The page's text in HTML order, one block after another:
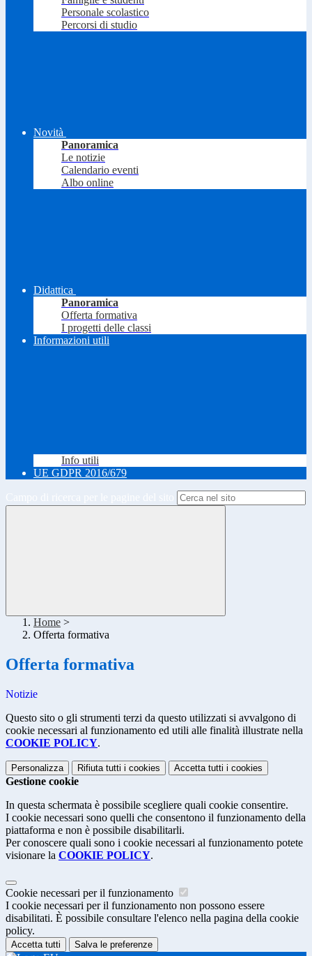
Personale scolastico
Percorsi di studio
Novità
Panoramica
Le notizie
Calendario eventi
Albo online
Didattica
Panoramica
Offerta formativa
I progetti delle classi
Informazioni utili
Info utili
UE GDPR 2016/679
Home >
Offerta formativa
Offerta formativa
Notizie
Questo sito o gli strumenti terzi da questo utilizzati si avvalgono di
cookie necessari al funzionamento ed utili alle finalità illustrate nella
COOKIE POLICY.
Personalizza Rifiuta tutti i cookies Accetta tutti i cookies
Gestione cookie
In questa schermata è possibile scegliere quali cookie consentire.
I cookie necessari sono quelli che consentono il funzionamento della
piattaforma e non è possibile disabilitarli.
Per conoscere quali sono i cookie necessari al funzionamento potete
visionare la COOKIE POLICY.
Cookie necessari per il funzionamento
I cookie necessari per il funzionamento non possono essere
disabilitati. È possibile consultare l'elenco nella pagina della cookie
policy.
Accetta tutti Salva le preferenze